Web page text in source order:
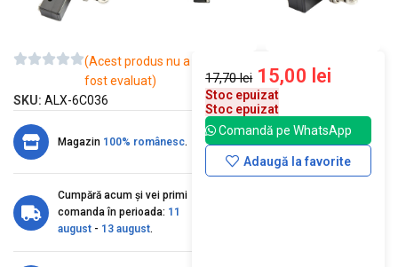
(Acest produs nu a
fost evaluat)
SKU: ALX-6C036
Magazin 100% românesc.
Cumpără acum și vei primi
comanda în perioada: 11
august - 13 august.
17,70lei 15,00 lei
Stoc epuizat
Stoc epuizat
Comandă pe WhatsApp
Adaugă la favorite